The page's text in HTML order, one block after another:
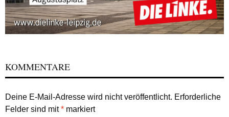
KOMMENTARE
Deine E-Mail-Adresse wird nicht veröffentlicht. Erforderliche
Felder sind mit* markiert